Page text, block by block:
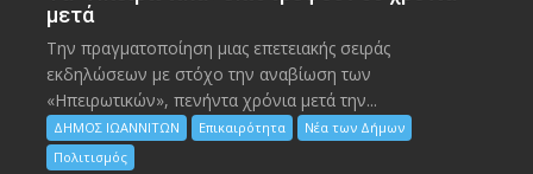
μετά
Την πραγματοποίηση μιας επετειακής σειράς
εκδηλώσεων με στόχο την αναβίωση των
«Ηπειρωτικών», πενήντα χρόνια μετά την...
ΔΗΜΟΣ ΙΩΑΝΝΙΤΩΝ Επικαιρότητα
Νέα των Δήμων
Πολιτισμός